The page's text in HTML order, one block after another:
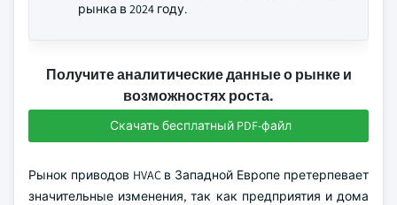
рынка в 2024 году.
Получите аналитические данные о рынке и
возможностях роста.
Скачать бесплатный PDF-файл
Рынок приводов HVAC в Западной Европе претерпевает
значительные изменения, так как предприятия и дома